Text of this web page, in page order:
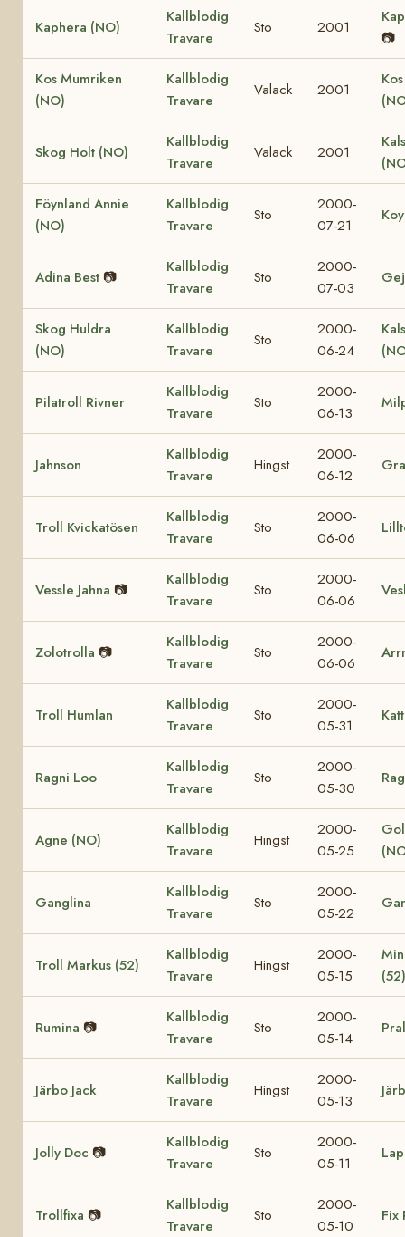
Kaphera (NO)
Kallblodig
Travare
Sto 2001
📷
Kos Mumriken
(NO)
Kallblodig
Travare
Valack 2001
Skog Holt (NO)
Kallblodig
Travare
Valack 2001
Föynland Annie
(NO)
Kallblodig
Travare
Sto
2000-
07-21
Adina Best 📷
Kallblodig
Travare
Sto
2000-
07-03
Skog Huldra
(NO)
Kallblodig
Travare
Sto
2000-
06-24
Pilatroll Rivner
Kallblodig
Travare
Sto
2000-
06-13
Jahnson
Kallblodig
Travare
Hingst
2000-
06-12
Troll Kvickatösen
Kallblodig
Travare
Sto
2000-
06-06
Vessle Jahna 📷
Kallblodig
Travare
Sto
2000-
06-06
Zolotrolla 📷
Kallblodig
Travare
Sto
2000-
06-06
Troll Humlan
Kallblodig
Travare
Sto
2000-
05-31
Ragni Loo
Kallblodig
Travare
Sto
2000-
05-30
Agne (NO)
Kallblodig
Travare
Hingst
2000-
05-25
Ganglina
Kallblodig
Travare
Sto
2000-
05-22
Troll Markus (52)
Kallblodig
Travare
Hingst
2000-
05-15
(52)
Rumina 📷
Kallblodig
Travare
Sto
2000-
05-14
Järbo Jack
Kallblodig
Travare
Hingst
2000-
05-13
Jolly Doc 📷
Kallblodig
Travare
Sto
2000-
05-11
Trollfixa 📷
Kallblodig
Travare
Sto
2000-
05-10
Fix